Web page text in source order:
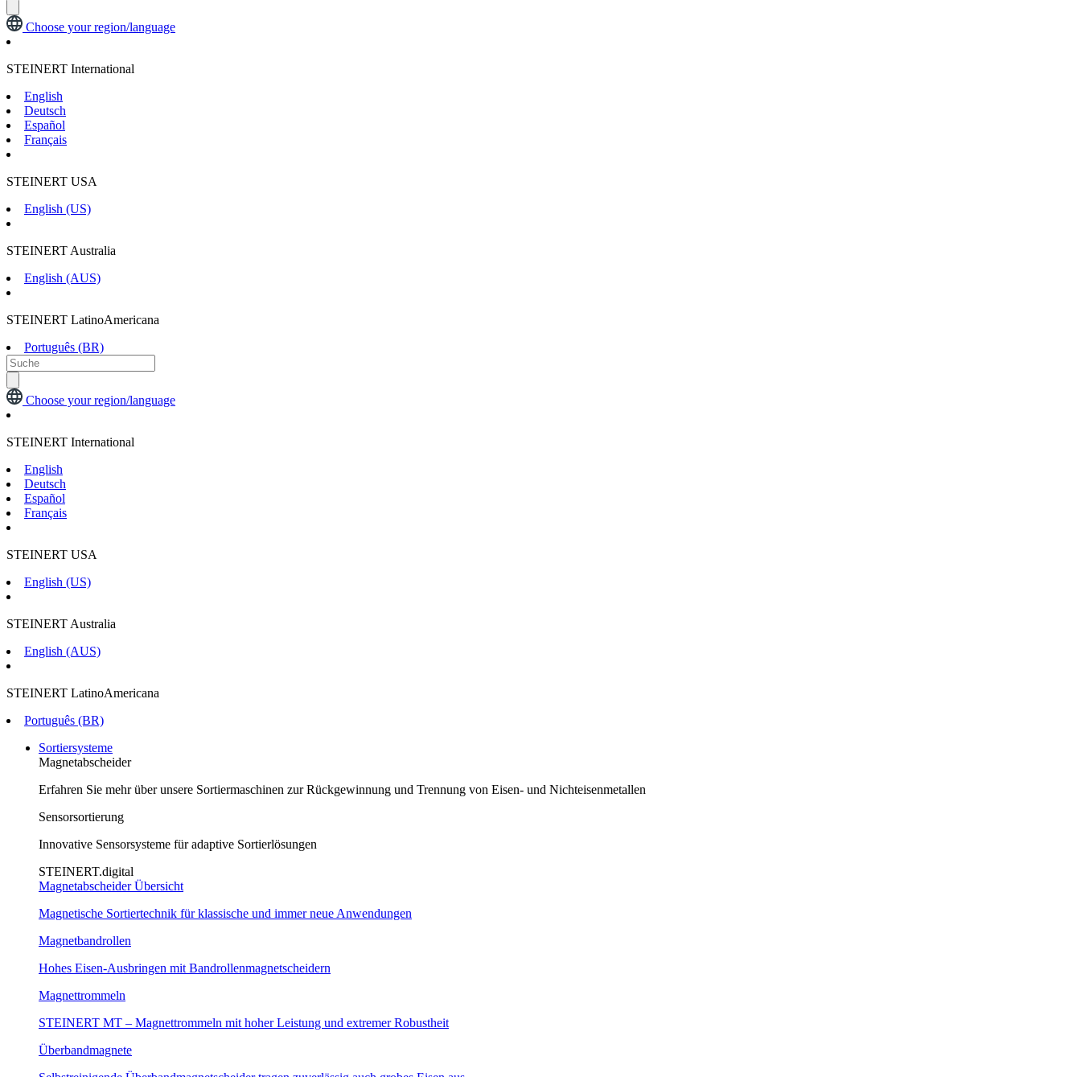
Choose your region/language
STEINERT International
English
Deutsch
Español
Français
STEINERT USA
English (US)
STEINERT Australia
English (AUS)
STEINERT LatinoAmericana
Português (BR)
Choose your region/language
STEINERT International
English
Deutsch
Español
Français
STEINERT USA
English (US)
STEINERT Australia
English (AUS)
STEINERT LatinoAmericana
Português (BR)
Sortiersysteme
Magnetabscheider
Erfahren Sie mehr über unsere Sortiermaschinen zur Rückgewinnung und Trennung von Eisen- und Nichteisenmetallen
Sensorsortierung
Innovative Sensorsysteme für adaptive Sortierlösungen
STEINERT.digital
Magnetabscheider Übersicht
Magnetische Sortiertechnik für klassische und immer neue Anwendungen
Magnetbandrollen
Hohes Eisen-Ausbringen mit Bandrollenmagnetscheidern
Magnettrommeln
STEINERT MT – Magnettrommeln mit hoher Leistung und extremer Robustheit
Überbandmagnete